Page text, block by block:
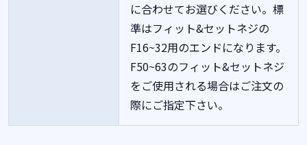
に合わせてお選びください。標
準はフィット&セットネジの
F16~32用のエンドになります。
F50~63のフィット&セットネジ
をご使用される場合はご注文の
際にご指定下さい。